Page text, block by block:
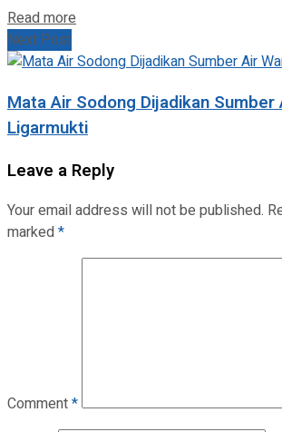
Read more
Next Post
Mata Air Sodong Dijadikan Sumber
Ligarmukti
Leave a Reply
Your email address will not be published.
marked*
Comment*